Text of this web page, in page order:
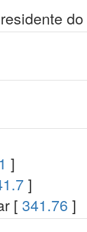
]
]
[ 341.76 ]